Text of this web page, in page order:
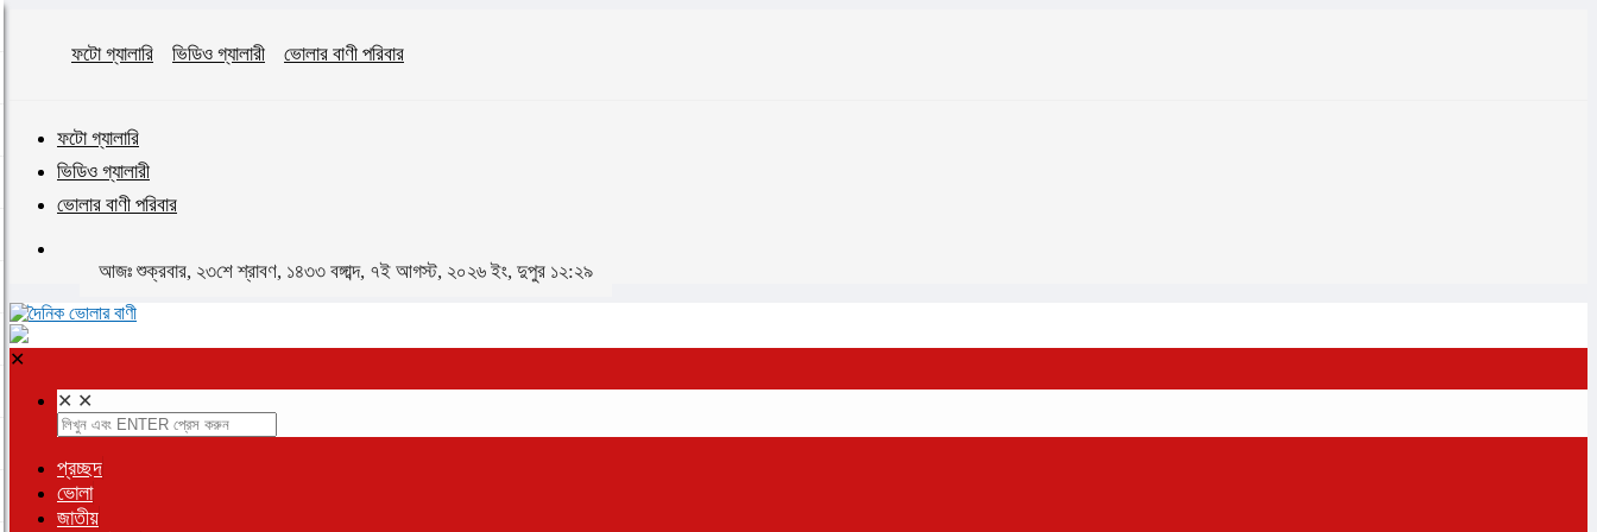
ফটো গ্যালারি ভিডিও গ্যালারী ভোলার বাণী পরিবার
ফটো গ্যালারি
ভিডিও গ্যালারী
ভোলার বাণী পরিবার
আজঃ শুক্রবার, ২৩শে শ্রাবণ, ১৪৩৩ বঙ্গাব্দ, ৭ই আগস্ট, ২০২৬ ইং, দুপুর ১২:২৯
✕
✕ ✕
প্রচ্ছদ
ভোলা
জাতীয়